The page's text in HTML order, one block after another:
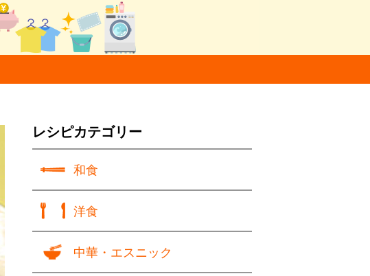
レシピカテゴリー
和食
洋食
中華・エスニック